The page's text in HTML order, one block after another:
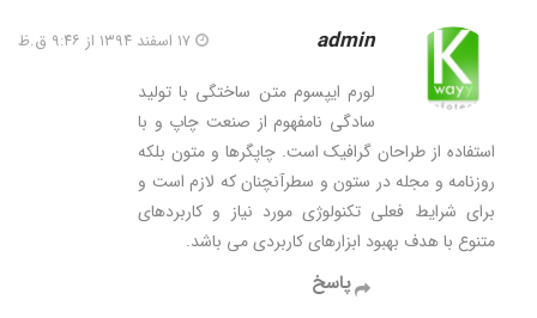
admin
لورم ایپسوم متن ساختگی با تولید
سادگی نامفهوم از صنعت چاپ و با
استفاده از طراحان گرافیک است. چاپگرها و متون بلکه
روزنامه و مجله در ستون و سطرآنچنان که لازم است و
برای شرایط فعلی تکنولوژی مورد نیاز و کاربردهای
متنوع با هدف بهبود ابزارهای کاربردی می باشد.
پاسخ